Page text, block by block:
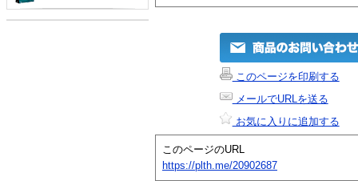
このページを印刷する
メールでURLを送る
お気に入りに追加する
このページのURL
https://plth.me/20902687